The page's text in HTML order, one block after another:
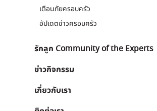
เตือนภัยครอบครัว
อัปเดตข่าวครอบครัว
รักลูก Community of the Experts
ข่าวกิจกรรม
เกี่ยวกับเรา